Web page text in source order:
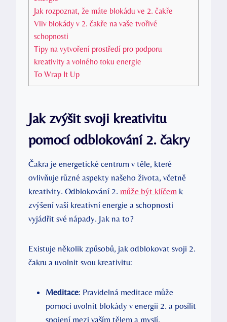
Jak rozpoznat, že⁢ máte blokádu ve 2. čakře
Vliv blokády v 2. čakře na vaše tvořivé
schopnosti
Tipy na vytvoření prostředí pro podporu
kreativity a volného toku energie
To Wrap It Up
Jak zvýšit ‍svoji ⁢kreativitu⁤
pomocí odblokování 2. čakry
Čakra je‌ energetické ‌centrum v těle, které
ovlivňuje ​různé aspekty⁣ našeho života,⁤ včetně ​
kreativity. Odblokování 2. může být klíčem k
zvýšení vaší kreativní energie a schopnosti
vyjádřit své nápady. Jak na to?
Existuje několik způsobů, ⁢jak⁣ odblokovat svoji⁣ 2.
čakru a uvolnit​ svou kreativitu:
Meditace: Pravidelná ⁤meditace může
pomoci uvolnit blokády v energii 2. a posílit
spojení mezi vaším tělem a myslí.